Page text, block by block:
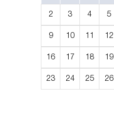
2 3 4 5
9 10 12
16 17 18 19
23 24 25 26